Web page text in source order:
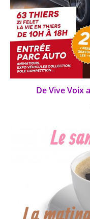
De Vive Voix